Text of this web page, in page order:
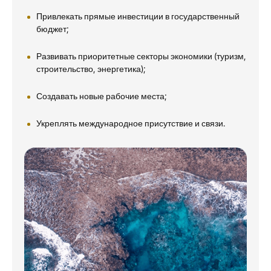
Привлекать прямые инвестиции в государственный
бюджет;
Развивать приоритетные секторы экономики (туризм,
строительство, энергетика);
Создавать новые рабочие места;
Укреплять международное присутствие и связи.